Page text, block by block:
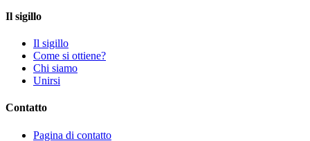
Il sigillo
Il sigillo
Come si ottiene?
Chi siamo
Unirsi
Contatto
Pagina di contatto